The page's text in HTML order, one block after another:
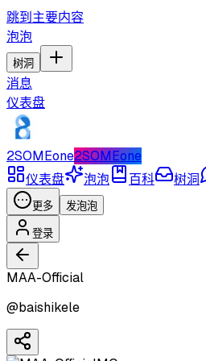
跳到主要内容
泡泡
树洞
消息
仪表盘
2SOMEone2SOMEone
仪表盘
泡泡 百科 树洞
更多 发泡泡
登录
MAA-Official
@baishikele